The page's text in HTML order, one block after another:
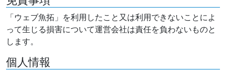
「ウェブ魚拓」を利用したこと又は利用できないことによ
って生じる損害について運営会社は責任を負わないものと
します。
個人情報